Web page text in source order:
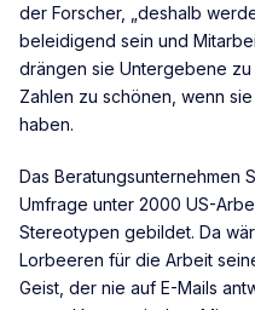
der Forscher, „deshalb
beleidigend sein und
drängen sie Untergebene
Zahlen zu schönen, wenn
haben.
Das Beratungsunternehmen
Umfrage unter 2000 US-
Stereotypen gebildet. Da
Lorbeeren für die Arbeit
Geist, der nie auf E-Mails